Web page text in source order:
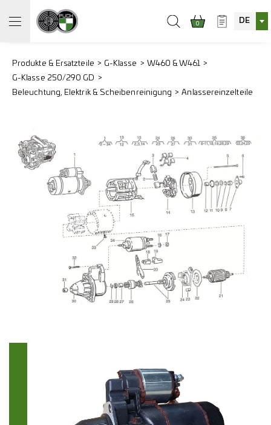
0 DE
Produkte & Ersatzteile G-Klasse
W460 & W461
G-Klasse 250/290 GD
Beleuchtung, Elektrik & Scheibenreinigung
Anlassereinzelteile